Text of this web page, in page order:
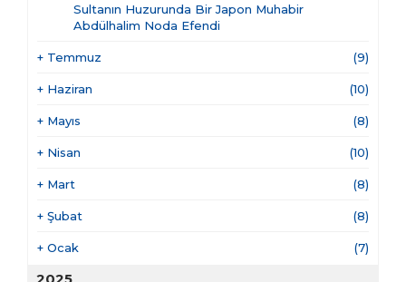
Sultanın Huzurunda Bir Japon Muhabir
Abdülhalim Noda Efendi
+ Temmuz (9)
+ Haziran (10)
+ Mayıs (8)
+ Nisan (10)
+ Mart (8)
+ Şubat (8)
+ Ocak (7)
2025